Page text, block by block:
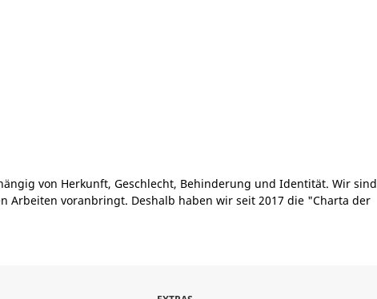
von Herkunft, Geschlecht, Behinderung und Identität. Wir sind
Arbeiten voranbringt. Deshalb haben wir seit 2017 die "Charta der